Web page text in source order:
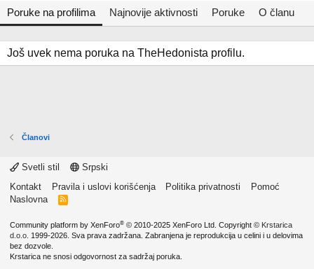
Poruke na profilima Najnovije aktivnosti Poruke O članu
Još uvek nema poruka na TheHedonista profilu.
Članovi
Svetli stil
Srpski
Kontakt
Pravila i uslovi korišćenja Politika privatnosti
Pomoć
Naslovna
R
Community platform by XenForo® © 2010-2025 XenForo Ltd. Copyright © Krstarica
d.o.o. 1999-2026. Sva prava zadržana. Zabranjena je reprodukcija u celini i u delovima
bez dozvole.
Krstarica ne snosi odgovornost za sadržaj poruka.